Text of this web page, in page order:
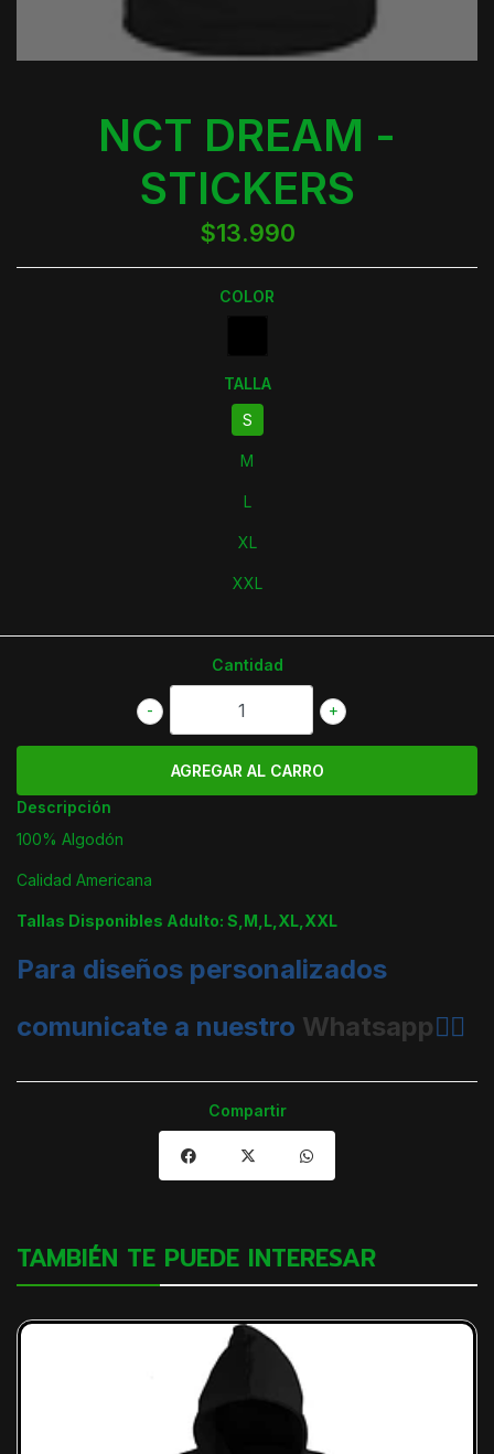
NCT DREAM -
STICKERS
$13.990
COLOR
TALLA
S
M
L
XL
XXL
Cantidad
+
-
Descripción
100% Algodón
Calidad Americana
Tallas Disponibles Adulto: S,M,L,XL,XXL
Para diseños personalizados
comunicate a nuestro Whatsapp👈🏼
Compartir
TAMBIÉN TE PUEDE INTERESAR